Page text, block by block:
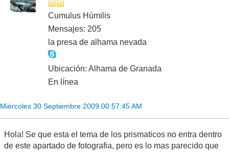
Cumulus Húmilis
Mensajes: 205
la presa de alhama nevada
Ubicación: Alhama de Granada
En línea
Miércoles 30 Septiembre 2009 00:57:45 AM
Hola! Se que esta el tema de los prismaticos no entra dentro
de este apartado de fotografia, pero es lo mas parecido que